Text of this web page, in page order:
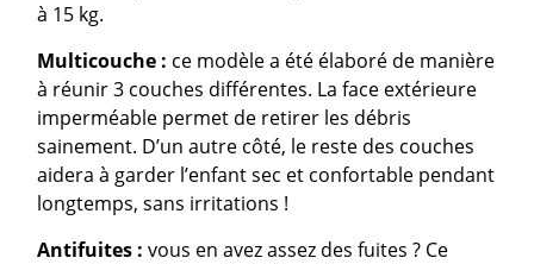
à 15 kg.
Multicouche : ce modèle a été élaboré de manière
à réunir 3 couches différentes. La face extérieure
imperméable permet de retirer les débris
sainement. D’un autre côté, le reste des couches
aidera à garder l’enfant sec et confortable pendant
longtemps, sans irritations !
Antifuites :vous en avez assez des fuites ? Ce